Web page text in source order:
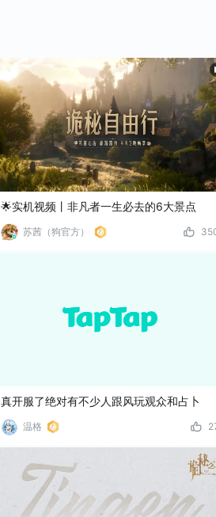
🌟实机视频丨非凡者一生必去的6大景点
苏茜（狗官方）
真开服了绝对有不少人跟风玩观众和占卜
温格